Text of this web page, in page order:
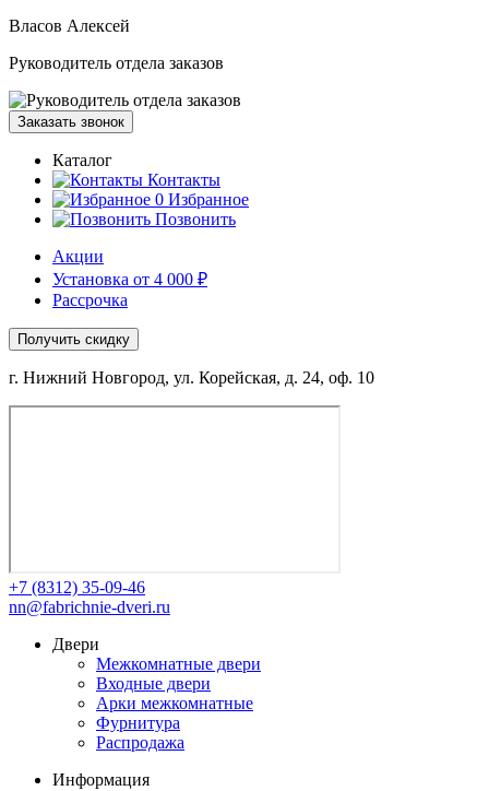
Власов Алексей
Руководитель отдела заказов
Заказать звонок
Каталог
Контакты
0 Избранное
Позвонить
Акции
Установка от 4 000 ₽
Рассрочка
Получить скидку
г. Нижний Новгород, ул. Корейская, д. 24, оф. 10
+7 (8312) 35-09-46
nn@fabrichnie-dveri.ru
Двери
Межкомнатные двери
Входные двери
Арки межкомнатные
Фурнитура
Распродажа
Информация